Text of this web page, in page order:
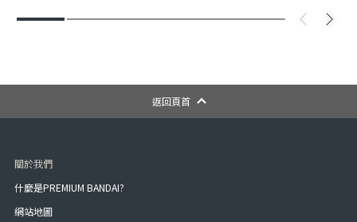
返回頁首
關於我們
什麼是PREMIUM BANDAI?
網站地圖